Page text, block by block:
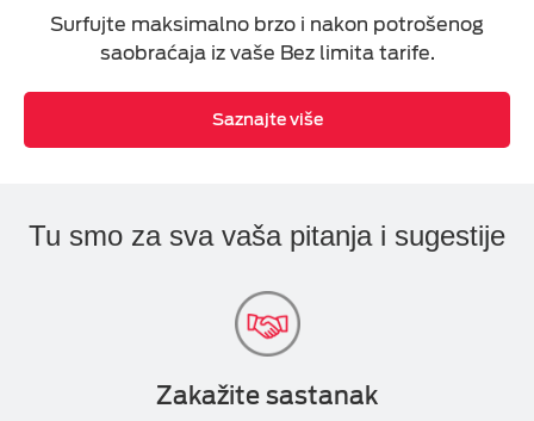
Surfujte maksimalno brzo i nakon potrošenog
saobraćaja iz vaše Bez limita tarife.
Saznajte više
Tu smo za sva vaša pitanja i sugestije
Zakažite sastanak